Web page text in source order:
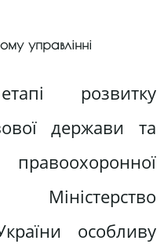
управлінні
розвитку
держави та
особливу